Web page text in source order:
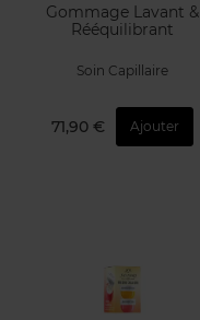
Gommage Lavant &
Rééquilibrant
Soin Capillaire
71,90 € Ajouter